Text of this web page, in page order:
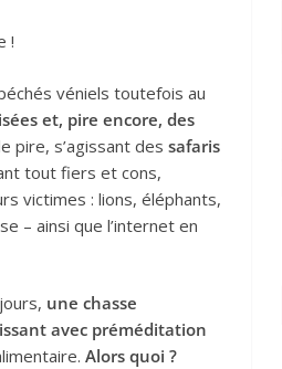
!
véniels toutefois au
et, pire encore, des
pire, s’agissant des safaris
tout fiers et cons,
victimes : lions, éléphants,
– ainsi que l’internet en
une chasse
avec préméditation
Alors quoi ?